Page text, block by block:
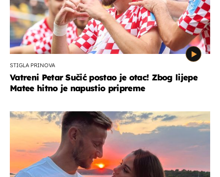
STIGLA PRINOVA
Vatreni Petar Sučić postao je otac! Zbog lijepe
Matee hitno je napustio pripreme